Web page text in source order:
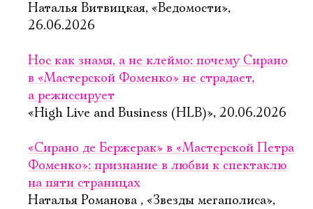
Наталья Витвицкая, «Ведомости»,
26.06.2026
Нос как знамя, а не клеймо: почему Сирано
в «Мастерской Фоменко» не страдает,
а режиссирует
«High Live and Business (HLB)», 20.06.2026
«Сирано де Бержерак» в «Мастерской Петра
Фоменко»: признание в любви к спектаклю
на пяти страницах
Наталья Романова , «Звезды мегаполиса»,